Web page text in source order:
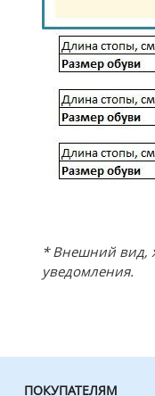
* Внешний вид,
уведомления.
ПОКУПАТЕЛЯМ